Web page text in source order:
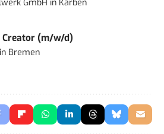
GmbH in Karben
Creator (m/w/d)
in Bremen